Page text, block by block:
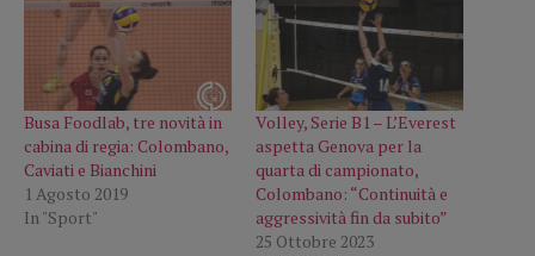
Busa Foodlab, tre novità in
cabina di regia: Colombano,
Caviati e Bianchini
1 Agosto 2019
In "Sport"
Volley, Serie B1 – L’Everest
aspetta Genova per la
quarta di campionato,
Colombano: “Continuità e
aggressività fin da subito”
25 Ottobre 2023